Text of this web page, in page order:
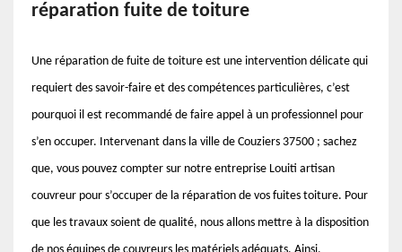
réparation fuite de toiture
Une réparation de fuite de toiture est une intervention délicate qui
requiert des savoir-faire et des compétences particulières, c’est
pourquoi il est recommandé de faire appel à un professionnel pour
s’en occuper. Intervenant dans la ville de Couziers 37500 ; sachez
que, vous pouvez compter sur notre entreprise Louiti artisan
couvreur pour s’occuper de la réparation de vos fuites toiture. Pour
que les travaux soient de qualité, nous allons mettre à la disposition